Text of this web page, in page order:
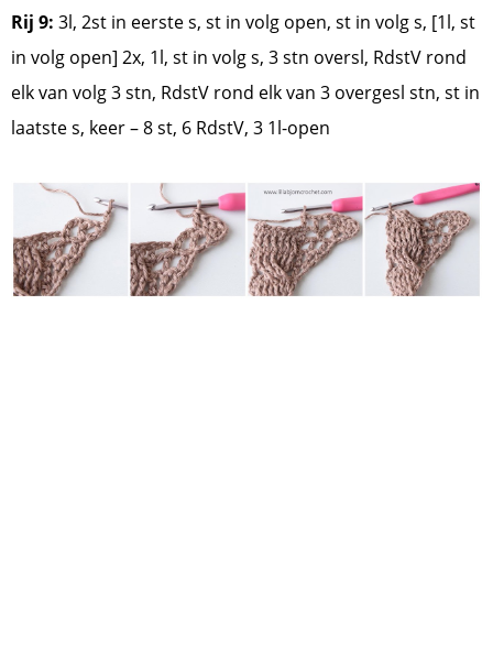
Rij 9: 3l, 2st in eerste s, st in volg open, st in volg s, [1l, st
in volg open] 2x, 1l, st in volg s, 3 stn oversl, RdstV rond
elk van volg 3 stn, RdstV rond elk van 3 overgesl stn, st in
laatste s, keer – 8 st, 6 RdstV, 3 1l-open